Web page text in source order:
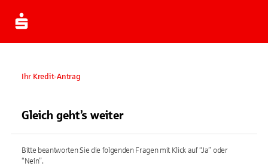
Ihr Kredit-Antrag
Gleich geht’s weiter
Bitte beantworten Sie die folgenden Fragen mit Klick auf “Ja” oder
“Nein”.